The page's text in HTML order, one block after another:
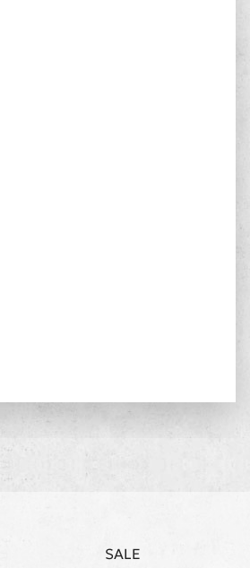
SALE